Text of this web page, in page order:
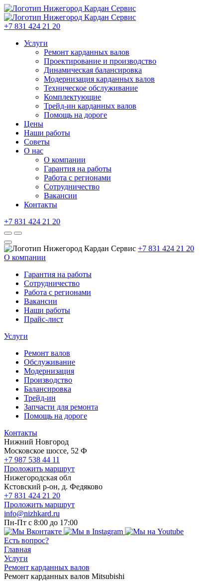
+7 831 424 21 20
Услуги
Ремонт карданных валов
Проектирование и производство
Динамическая балансировка
Модернизация карданных валов
Техническое обслуживание
Комплектующие
Трейд-ин карданных валов
Помощь на дороге
Цены
Наши работы
Советы
О нас
О компании
Гарантия на работы
Работа с регионами
Сотрудничество
Вакансии
Контакты
+7 831 424 21 20
+7 831 424 21 20
О компании
Гарантия на работы
Сотрудничество
Работа с регионами
Вакансии
Наши работы
Прайс-лист
Услуги
Ремонт валов
Обслуживание
Модернизация
Производство
Балансировка
Трейд-ин
Запчасти для ремонта
Помощь на дороге
Контакты
Нижний Новгород
Московское шоссе, 52 Ф
+7 987 538 44 11
Проложить маршрут
Нижегородская обл
Кстовский р-он, д. Федяково
+7 831 424 21 20
Проложить маршрут
info@nizhkard.ru
Пн-Пт с 8:00 до 17:00
Есть вопрос?
Главная
Услуги
Ремонт карданных валов
Ремонт карданных валов Mitsubishi